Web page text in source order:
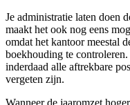
Je administratie laten doen
maakt het ook nog eens
omdat het kantoor meestal
boekhouding te
inderdaad alle aftrekbare
vergeten zijn.
Wanneer de jaaromzet